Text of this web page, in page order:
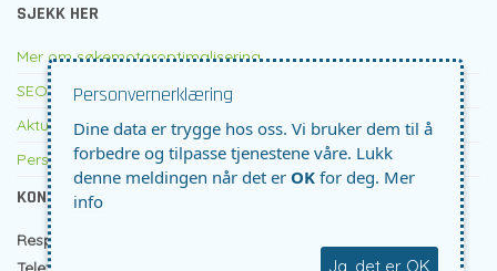
SJEKK HER
Mer om søkemotoroptimalisering
SEO pris
Aktuelt om SEO etc
Personvern
KONTAKTINFO
Responspartner AS
Personvernerklæring
Dine data er trygge hos oss. Vi bruker dem til å
forbedre og tilpasse tjenestene våre. Lukk
denne meldingen når det er OK for deg. Mer
info
Ja, det er OK